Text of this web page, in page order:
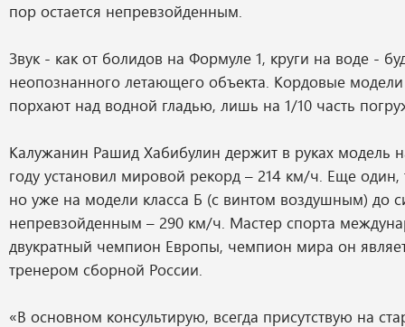
пор остается непревзойденным.
Звук - как от болидов на Формуле 1, круги на воде -
неопознанного летающего объекта. Кордовые
порхают над водной гладью, лишь на 1/10 часть
Калужанин Рашид Хабибулин держит в руках модель
году установил мировой рекорд – 214 км/ч. Еще
но уже на модели класса Б (с винтом воздушным) до
непревзойденным – 290 км/ч. Мастер спорта
двукратный чемпион Европы, чемпион мира он
тренером сборной России.
«В основном консультирую, всегда присутствую на